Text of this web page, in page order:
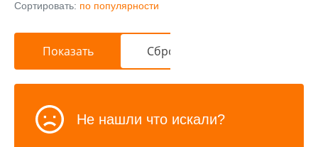
Сортировать: по популярности
Не нашли что искали?